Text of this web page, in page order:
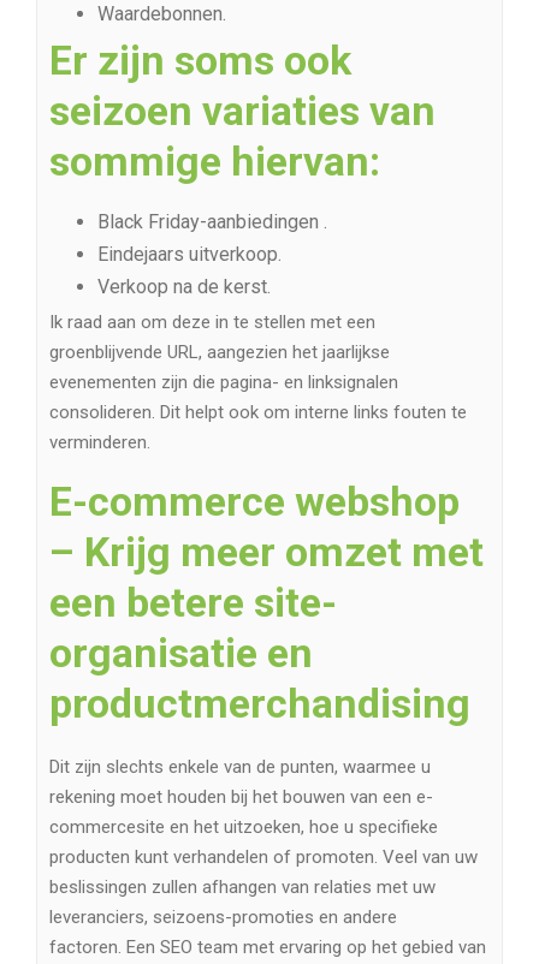
Waardebonnen.
Er zijn soms ook
seizoen variaties van
sommige hiervan:
Black Friday-aanbiedingen .
Eindejaars uitverkoop.
Verkoop na de kerst.
Ik raad aan om deze in te stellen met een
groenblijvende URL, aangezien het jaarlijkse
evenementen zijn die pagina- en linksignalen
consolideren. Dit helpt ook om interne links fouten te
verminderen.
E-commerce webshop
– Krijg meer omzet met
een betere site-
organisatie en
productmerchandising
Dit zijn slechts enkele van de punten, waarmee u
rekening moet houden bij het bouwen van een e-
commercesite en het uitzoeken, hoe u specifieke
producten kunt verhandelen of promoten. Veel van uw
beslissingen zullen afhangen van relaties met uw
leveranciers, seizoens-promoties en andere
factoren. Een SEO team met ervaring op het gebied van